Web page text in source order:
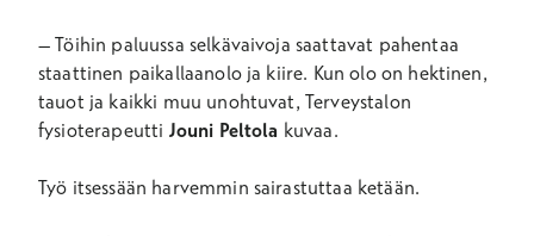
– Töihin paluussa selkävaivoja saattavat pahentaa
staattinen paikallaanolo ja kiire. Kun olo on hektinen,
tauot ja kaikki muu unohtuvat, Terveystalon
fysioterapeutti Jouni Peltola kuvaa.
Työ itsessään harvemmin sairastuttaa ketään.